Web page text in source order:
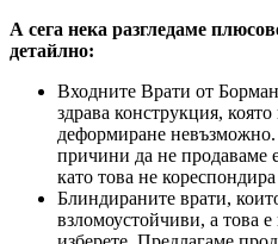
А сега нека разгледаме
детайлно:
Входните Врати от
здрава конструкция,
деформиране
причини да не продаваме
като това не
Блиндираните врати,
взломоустойчиви, а това